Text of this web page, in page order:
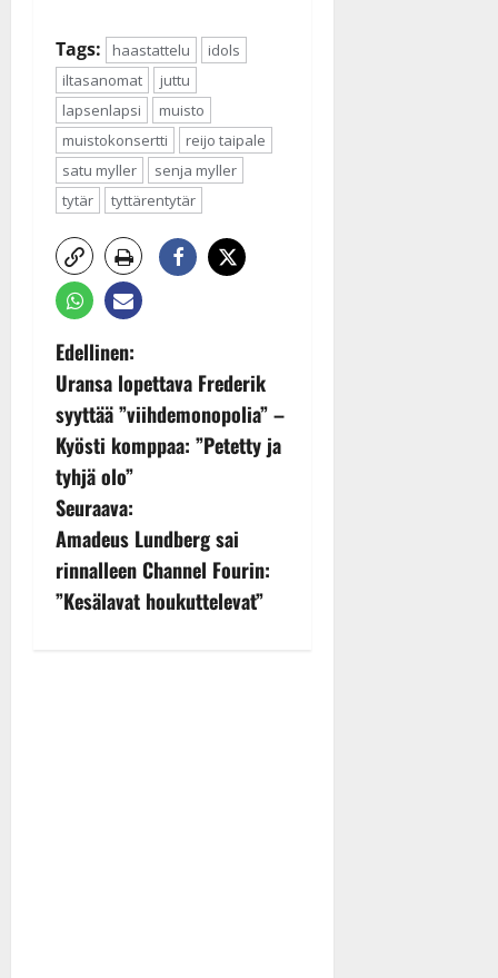
Tags: haastattelu
idols
iltasanomat
juttu
lapsenlapsi
muisto
muistokonsertti
reijo taipale
satu myller
senja myller
tytär
tyttärentytär
P
o
s
t
n
a
Edellinen:
Uransa lopettava Frederik
syyttää ”viihdemonopolia” –
Kyösti komppaa: ”Petetty ja
tyhjä olo”
Seuraava:
Amadeus Lundberg sai
rinnalleen Channel Fourin:
”Kesälavat houkuttelevat”